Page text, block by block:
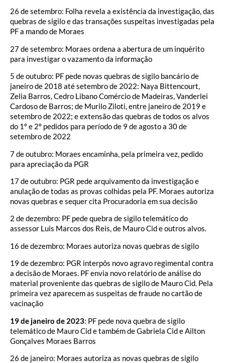
26 de setembro: Folha revela a existência da investigação, das
quebras de sigilo e das transações suspeitas investigadas pela
PF a mando de Moraes
27 de setembro: Moraes ordena a abertura de um inquérito
para investigar o vazamento da informação
5 de outubro: PF pede novas quebras de sigilo bancário de
janeiro de 2018 até setembro de 2022: Naya Bittencourt,
Zelia Barros, Cedro Libano Comércio de Madeiras, Vanderlei
Cardoso de Barros; de Murilo Ziloti, entre janeiro de 2019 e
setembro de 2022; e extensão das quebras de todos os alvos
do 1º e 2º pedidos para período de 9 de agosto a 30 de
setembro de 2022
7 de outubro: Moraes encaminha, pela primeira vez, pedido
para apreciação da PGR
17 de outubro: PGR pede arquivamento da investigação e
anulação de todas as provas colhidas pela PF. Moraes autoriza
novas quebras e sequer cita Procuradoria em sua decisão
2 de dezembro: PF pede quebra de sigilo telemático do
assessor Luis Marcos dos Reis, de Mauro Cid e outros alvos.
16 de dezembro: Moraes autoriza novas quebras de sigilo
19 de dezembro: PGR interpôs novo agravo regimental contra
a decisão de Moraes. PF envia novo relatório de análise do
material proveniente das quebras de sigilo de Mauro Cid. Pela
primeira vez aparecem as suspeitas de fraude no cartão de
vacinação
19 de janeiro de 2023: PF pede nova quebra de sigilo
telemático de Mauro Cid e também de Gabriela Cid e Ailton
Gonçalves Moraes Barros
26 de janeiro: Moraes autoriza as novas quebras de sigilo